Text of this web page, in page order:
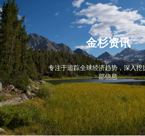
金杉资讯
专注于追踪全球经济趋势，深入挖
部信息